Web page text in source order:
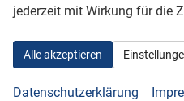
Ford
Hyundai
Jaguar
jederzeit mit Wirkung für die
Alle akzeptieren
Datenschutzerklärung